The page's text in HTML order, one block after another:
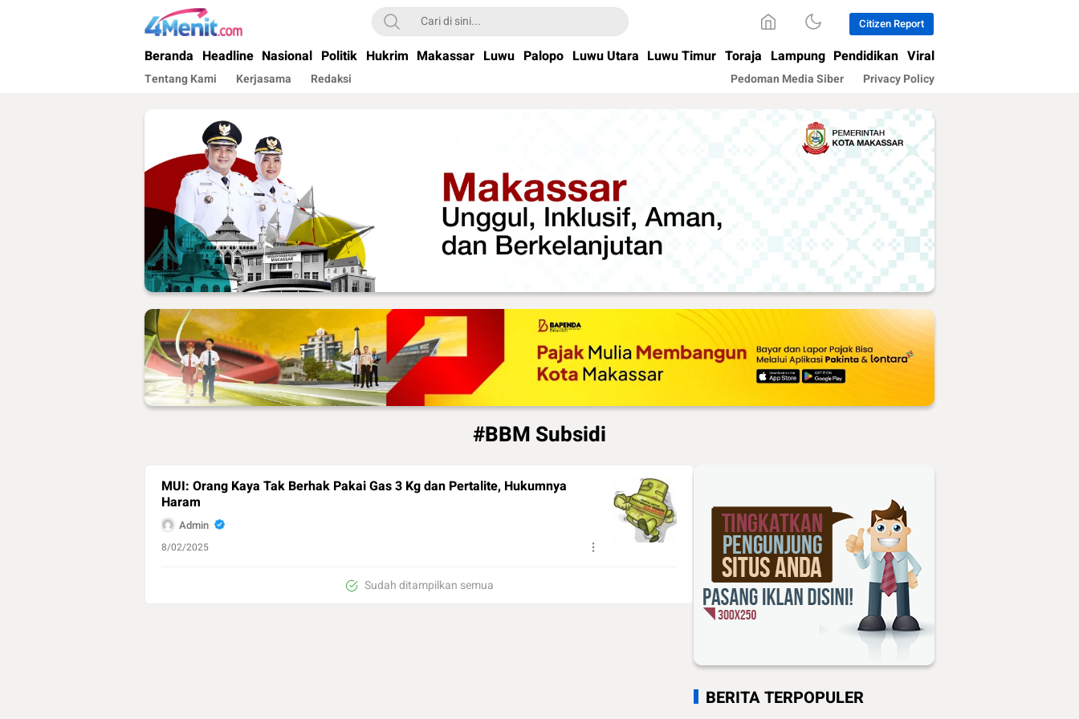
4menit.com
Mengungkap Kisah, Setiap Hari
Citizen Report
Beranda Headline Nasional Politik Hukrim Makassar Luwu Palopo Luwu Utara Luwu Timur Toraja Lampung Pendidikan Viral
Tentang Kami Kerjasama Redaksi Pedoman Media Siber Privacy Policy
#BBM Subsidi
MUI: Orang Kaya Tak Berhak Pakai Gas 3 Kg dan Pertalite, Hukumnya
Haram
Admin
8/02/2025
Sudah ditampilkan semua
BERITA TERPOPULER